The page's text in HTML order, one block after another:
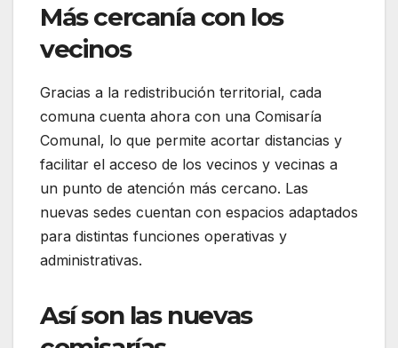
Más cercanía con los
vecinos
Gracias a la redistribución territorial, cada
comuna cuenta ahora con una Comisaría
Comunal, lo que permite acortar distancias y
facilitar el acceso de los vecinos y vecinas a
un punto de atención más cercano. Las
nuevas sedes cuentan con espacios adaptados
para distintas funciones operativas y
administrativas.
Así son las nuevas